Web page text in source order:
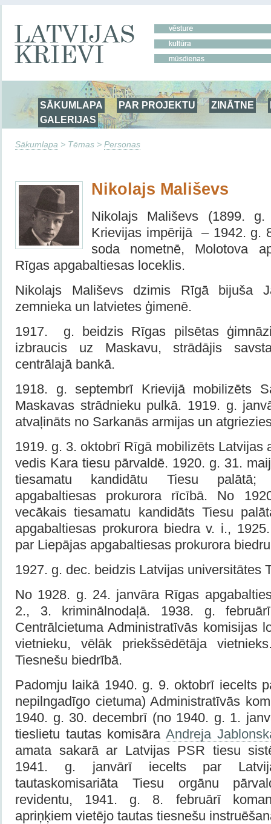
SĀKUMLAPA PAR PROJEKTU ZINĀTNE
GALERIJAS
Sākumlapa > Tēmas > Personas
Nikolajs Mališevs
Nikolajs Mališevs
(1899.
Krievijas impērijā – 1942. g.
soda nometnē, Molotova
Rīgas apgabaltiesas loceklis.
Nikolajs Mališevs dzimis Rīgā bijuša
zemnieka un latvietes ģimenē.
1917. g. beidzis Rīgas pilsētas
izbraucis uz Maskavu, strādājis
centrālajā bankā.
1918. g. septembrī Krievijā mobilizēts
Maskavas strādnieku pulkā. 1919. g.
atvaļināts no Sarkanās armi­jas un
1919. g. 3. oktobrī Rīgā mobilizēts
vedis Kara tiesu pārvaldē. 1920. g. 31.
tiesamatu kandidātu Tiesu palātā;
apgabaltiesas prokurora rīcībā. No
vecākais tiesamatu kandi­dāts Tiesu
apgabaltiesas prokurora biedra v. i.,
par Liepājas apgabaltiesas proku­rora
1927. g. dec. beidzis Latvijas universitātes
No 1928. g. 24. janvāra Rīgas
2., 3. kriminālno­daļā. 1938. g.
Centrālcietuma Administratī­vās komisijas
vietnieku, vēlāk priekšsēdētā­ja
Tiesnešu biedrībā.
Padomju laikā 1940. g. 9. oktobrī iecelts
nepilngadīgo cietuma) Administratīvās
1940. g. 30. decembrī (no 1940. g. 1.
tieslietu tautas komisāraAndreja
amata sakarā ar Latvijas PSR tiesu
1941. g. janvārī iecelts par
tautaskomisariāta Tiesu orgānu
revidentu, 1941. g. 8. februārī
apriņķiem vietējo tautas tiesnešu